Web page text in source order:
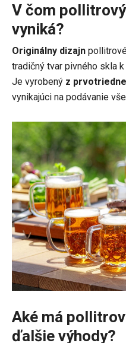
V čom
vyniká?
Originálny dizajn
tradičný tvar pivného skla
Je vyrobený z
vynikajúci na podávanie
Aké má
ďalšie výhody?